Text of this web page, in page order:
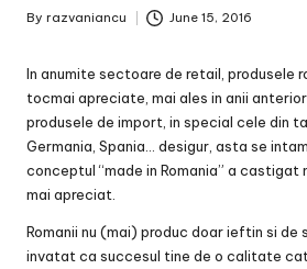
Posted
By razvaniancu June 15, 2016
In anumite sectoare de retail, produsele
tocmai apreciate, mai ales in anii
produsele de import, in special cele din
Germania, Spania… desigur, asta se
conceptul “made in Romania” a
mai apreciat.
Romanii nu (mai) produc doar ieftin si de
invatat ca succesul tine de o calitate